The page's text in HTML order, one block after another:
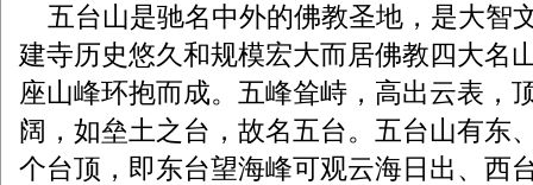
五台山是驰名中外的佛教圣地，是大智
建寺历史悠久和规模宏大而居佛教四大名
座山峰环抱而成。五峰耸峙，高出云表，
阔，如垒土之台，故名五台。五台山有东
个台顶，即东台望海峰可观云海日出、西